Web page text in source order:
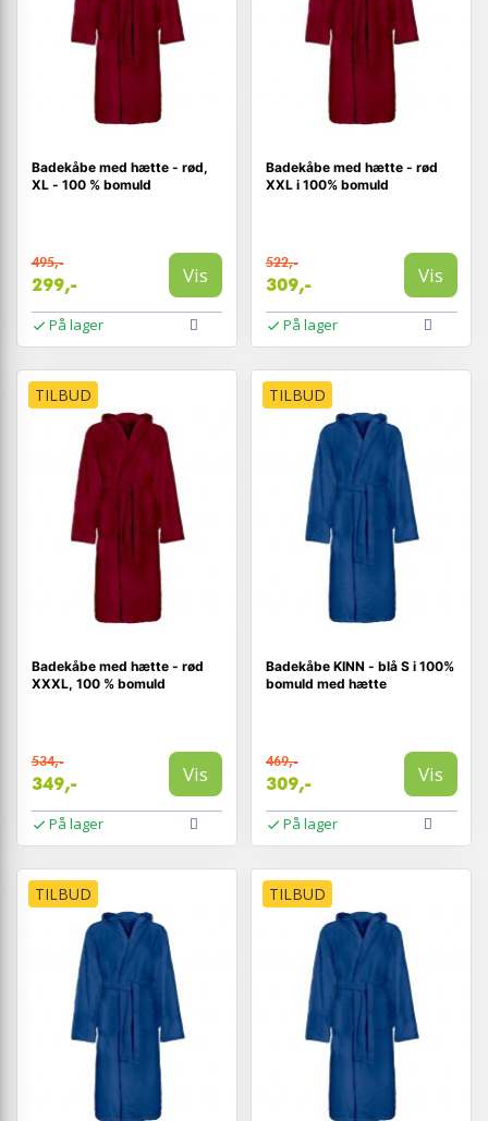
Badekåbe med hætte - rød,
XL - 100 % bomuld
495,-
299,- Vis
På lager
Badekåbe med hætte - rød
XXL i 100% bomuld
522,-
309,- Vis
På lager
TILBUD
Badekåbe med hætte - rød
XXXL, 100 % bomuld
534,-
349,- Vis
På lager
TILBUD
Badekåbe KINN - blå S i 100%
bomuld med hætte
469,-
309,- Vis
På lager
TILBUD TILBUD